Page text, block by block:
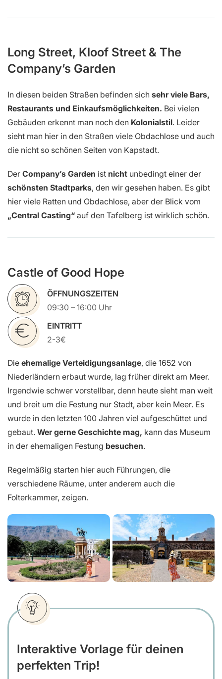
Long Street, Kloof Street & The
Company’s Garden
In diesen beiden Straßen befinden sich sehr viele Bars,
Restaurants und Einkaufsmöglichkeiten. Bei vielen
Gebäuden erkennt man noch den Kolonialstil. Leider
sieht man hier in den Straßen viele Obdachlose und auch
die nicht so schönen Seiten von Kapstadt.
Der Company’s Garden ist nicht unbedingt einer der
schönsten Stadtparks, den wir gesehen haben. Es gibt
hier viele Ratten und Obdachlose, aber der Blick vom
„Central Casting“ auf den Tafelberg ist wirklich schön.
Castle of Good Hope
ÖFFNUNGSZEITEN
09:30 – 16:00 Uhr
EINTRITT
2-3€
Die ehemalige Verteidigungsanlage, die 1652 von
Niederländern erbaut wurde, lag früher direkt am Meer.
Irgendwie schwer vorstellbar, denn heute sieht man weit
und breit um die Festung nur Stadt, aber kein Meer. Es
wurde in den letzten 100 Jahren viel aufgeschüttet und
gebaut. Wer gerne Geschichte mag, kann das Museum
in der ehemaligen Festung besuchen.
Regelmäßig starten hier auch Führungen, die
verschiedene Räume, unter anderem auch die
Folterkammer, zeigen.
Interaktive Vorlage für deinen
perfekten Trip!